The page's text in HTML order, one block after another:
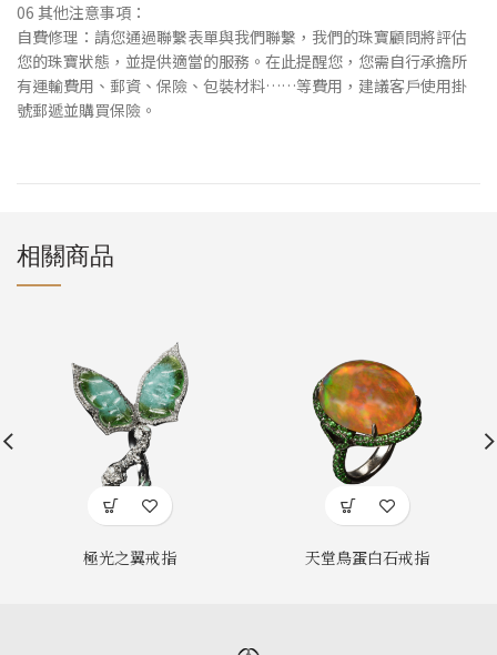
06 其他注意事項：
⾃費修理：請您通過聯繫表單與我們聯繫，我們的珠寶顧問將評估
您的珠寶狀態，並提供適當的服務。在此提醒您，您需⾃⾏承擔所
有運輸費⽤、郵資、保險、包裝材料……等費⽤，建議客⼾使⽤掛
號郵遞並購買保險。
相關商品
極光之翼戒指 天堂鳥蛋白石戒指